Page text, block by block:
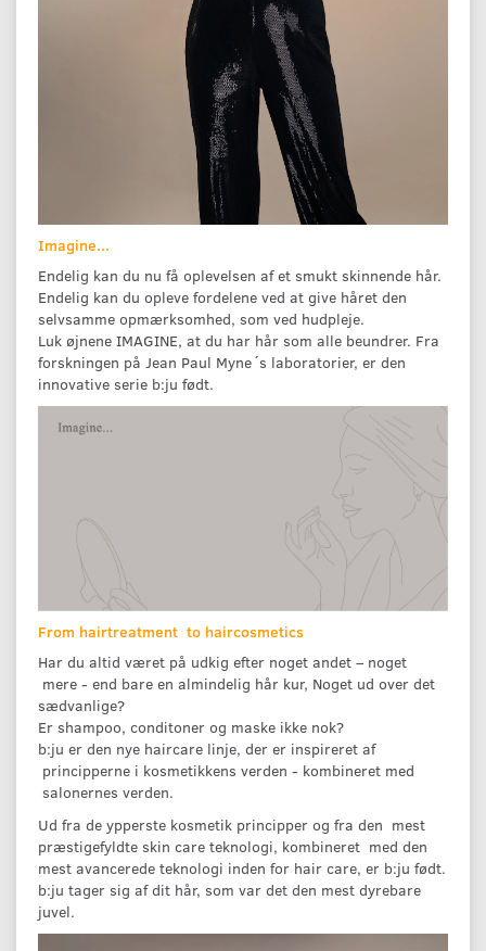
Imagine...
Endelig kan du nu få oplevelsen af et smukt skinnende hår.
Endelig kan du opleve fordelene ved at give håret den
selvsamme opmærksomhed, som ved hudpleje.
Luk øjnene IMAGINE, at du har hår som alle beundrer. Fra
forskningen på Jean Paul Myne´s laboratorier, er den
innovative serie b:ju født.
From hairtreatment to haircosmetics
Har du altid været på udkig efter noget andet – noget
mere - end bare en almindelig hår kur, Noget ud over det
sædvanlige?
Er shampoo, conditoner og maske ikke nok?
b:ju er den nye haircare linje, der er inspireret af
principperne i kosmetikkens verden - kombineret med
salonernes verden.
Ud fra de ypperste kosmetik principper og fra den mest
præstigefyldte skin care teknologi, kombineret med den
mest avancerede teknologi inden for hair care, er b:ju født.
b:ju tager sig af dit hår, som var det den mest dyrebare
juvel.